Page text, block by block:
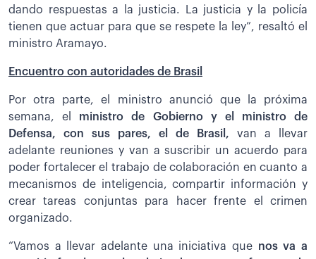
dando respuestas a la justicia. La justicia y la policía
tienen que actuar para que se respete la ley”, resaltó el
ministro Aramayo.
Encuentro con autoridades de Brasil
Por otra parte, el ministro anunció que la próxima
semana, el ministro de Gobierno y el ministro de
Defensa, con sus pares, el de Brasil, van a llevar
adelante reuniones y van a suscribir un acuerdo para
poder fortalecer el trabajo de colaboración en cuanto a
mecanismos de inteligencia, compartir información y
crear tareas conjuntas para hacer frente el crimen
organizado.
“Vamos a llevar adelante una iniciativa que nos va a